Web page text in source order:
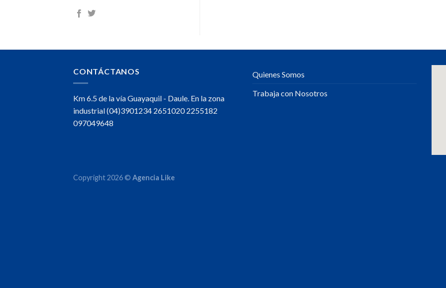
CONTÁCTANOS
Km 6.5 de la vía Guayaquil - Daule. En la zona
industrial (04)3901234 2651020 2255182
097049648
Quienes Somos
Trabaja con Nosotros
Copyright 2026 © Agencia Like